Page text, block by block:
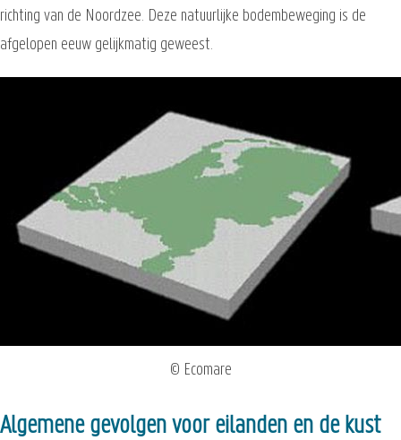
richting van de Noordzee. Deze natuurlijke bodembeweging is de
afgelopen eeuw gelijkmatig geweest.
© Ecomare
Algemene gevolgen voor eilanden en de kust